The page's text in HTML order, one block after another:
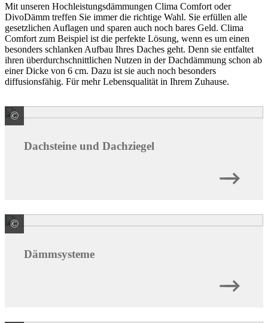
Mit unseren Hochleistungsdämmungen Clima Comfort oder
DivoDämm treffen Sie immer die richtige Wahl. Sie erfüllen alle
gesetzlichen Auflagen und sparen auch noch bares Geld. Clima
Comfort zum Beispiel ist die perfekte Lösung, wenn es um einen
besonders schlanken Aufbau Ihres Daches geht. Denn sie entfaltet
ihren überdurchschnittlichen Nutzen in der Dachdämmung schon ab
einer Dicke von 6 cm. Dazu ist sie auch noch besonders
diffusionsfähig. Für mehr Lebensqualität in Ihrem Zuhause.
© BMI Deutschland GmbH Marke Braas
Dachsteine und Dachziegel
© BMI Deutschland GmbH Marke Braas
Dämmsysteme